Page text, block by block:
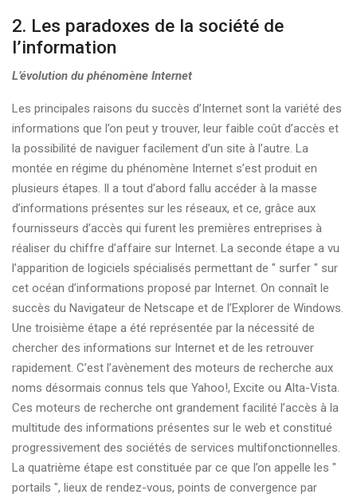
2. Les paradoxes de la société de
l’information
L’évolution du phénomène Internet
Les principales raisons du succès d’Internet sont la variété des
informations que l’on peut y trouver, leur faible coût d’accès et
la possibilité de naviguer facilement d’un site à l’autre. La
montée en régime du phénomène Internet s’est produit en
plusieurs étapes. Il a tout d’abord fallu accéder à la masse
d’informations présentes sur les réseaux, et ce, grâce aux
fournisseurs d’accès qui furent les premières entreprises à
réaliser du chiffre d’affaire sur Internet. La seconde étape a vu
l’apparition de logiciels spécialisés permettant de " surfer " sur
cet océan d’informations proposé par Internet. On connaît le
succès du Navigateur de Netscape et de l’Explorer de Windows.
Une troisième étape a été représentée par la nécessité de
chercher des informations sur Internet et de les retrouver
rapidement. C’est l’avènement des moteurs de recherche aux
noms désormais connus tels que Yahoo!, Excite ou Alta-Vista.
Ces moteurs de recherche ont grandement facilité l’accès à la
multitude des informations présentes sur le web et constitué
progressivement des sociétés de services multifonctionnelles.
La quatrième étape est constituée par ce que l’on appelle les "
portails ", lieux de rendez-vous, points de convergence par